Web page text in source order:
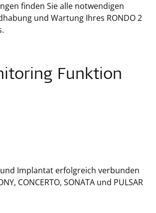
finden Sie alle notwendigen
und Wartung Ihres RONDO 2
Funktion
Implantat erfolgreich verbunden
CONCERTO, SONATA und PULSAR